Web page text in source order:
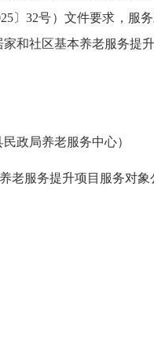
5〕32号）文件要求，服
家和社区基本养老服务提升
民政局养老服务中心）
老服务提升项目服务对象